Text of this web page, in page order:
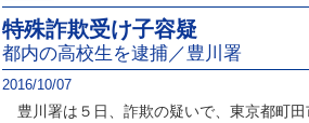
特殊詐欺受け子容疑
都内の高校生を逮捕／豊川署
2016/10/07
豊川署は５日、詐欺の疑いで、東京都町